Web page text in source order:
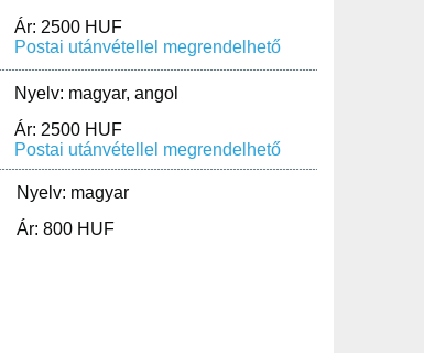
Ár: 2500 HUF
Postai utánvétellel megrendelhető
Nyelv: magyar, angol
Ár: 2500 HUF
Postai utánvétellel megrendelhető
Nyelv: magyar
Ár: 800 HUF